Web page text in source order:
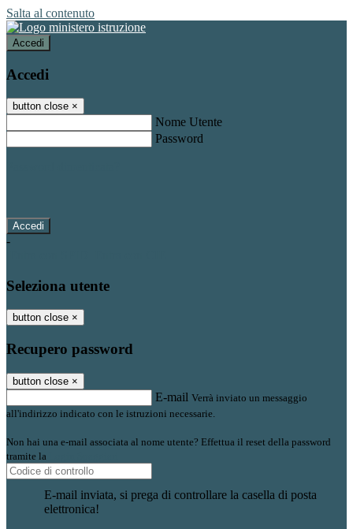
Salta al contenuto
Accedi
Accedi
button close ×
Nome Utente
Password
-
Seleziona utente
button close ×
Recupero password
button close ×
E-mail Verrà inviato un messaggio
all'indirizzo indicato con le istruzioni necessarie.
Non hai una e-mail associata al nome utente? Effettua il reset della password
tramite la
E-mail inviata, si prega di controllare la casella di posta
elettronica!